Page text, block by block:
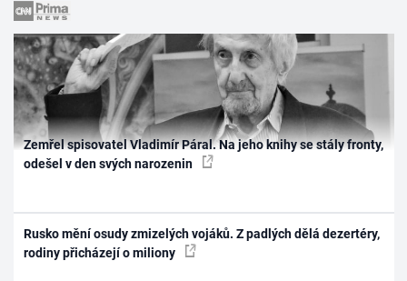
Zemřel spisovatel Vladimír Páral. Na jeho knihy se stály fronty,
odešel v den svých narozenin
Rusko mění osudy zmizelých vojáků. Z padlých dělá dezertéry,
rodiny přicházejí o miliony